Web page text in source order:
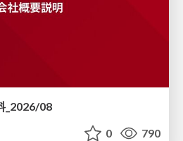
_2026/08
0 790